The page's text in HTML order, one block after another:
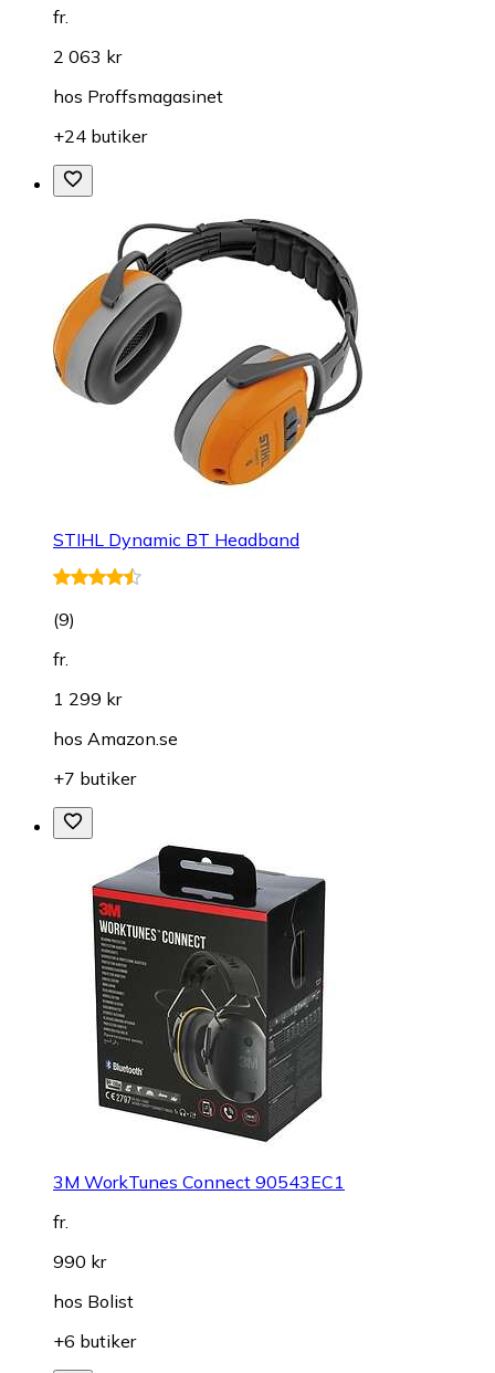
fr.
2 063 kr
hos Proffsmagasinet
+24 butiker
STIHL Dynamic BT Headband
(9)
fr.
1 299 kr
hos Amazon.se
+7 butiker
3M WorkTunes Connect 90543EC1
fr.
990 kr
hos Bolist
+6 butiker